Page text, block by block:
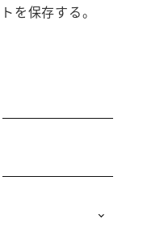
を保存する。